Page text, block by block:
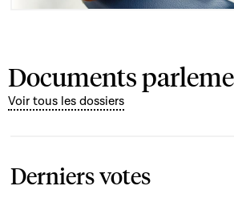
Documents
Voir tous les dossiers
Derniers votes